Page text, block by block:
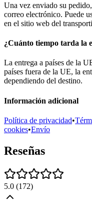
Una vez enviado su
correo electrónico. Puede
en el sitio web del
¿Cuánto tiempo tarda la
La entrega a países de la
países fuera de la UE, la
dependiendo del destino.
Información adicional
Política de privacidad•
cookies•Envío
Reseñas
5.0 (172)